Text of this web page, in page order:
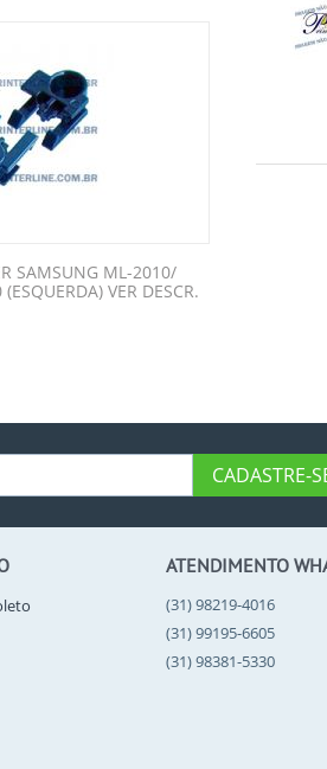
SAMSUNG ML-2010/
VER DESCR.
CADASTRE-
ATENDIMENTO
(31) 98219-4016
(31) 99195-6605
(31) 98381-5330